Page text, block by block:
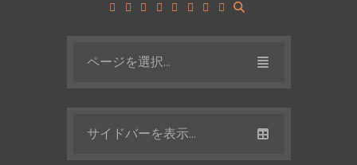
ページを選択...
サイドバーを表示...